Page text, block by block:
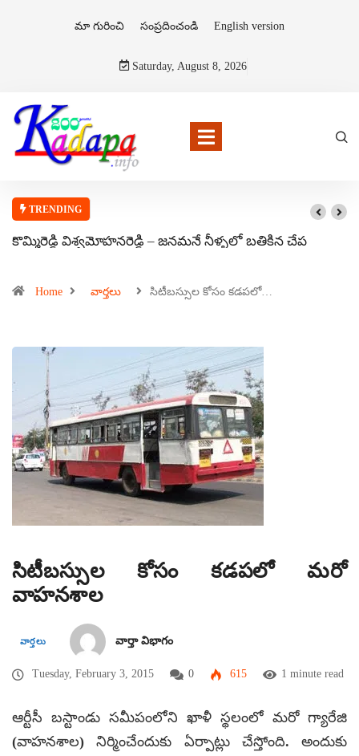
మా గురించి సంప్రదించండి English version
Saturday, August 8, 2026
TRENDING
కొమ్మిరెడ్డి విశ్వమోహనరెడ్డి – జనమనే నీళ్ళలో బతికిన చేప
Home వార్తలు సిటీబస్సుల కోసం కడపలో…
సిటీబస్సుల కోసం కడపలో మరో
వాహనశాల
వార్తలు వార్తా విభాగం
Tuesday, February 3, 2015 0 615 1 minute read
ఆర్టీసీ బస్టాండు సమీపంలోని ఖాళీ స్థలంలో మరో గ్యారేజి
(వాహనశాల) నిర్మించేందుకు ఏర్పాట్లు చేస్తోంది. అందుకు